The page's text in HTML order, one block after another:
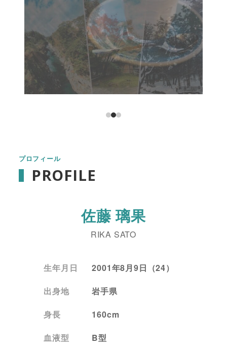
プロフィール
PROFILE
佐藤 璃果
RIKA SATO
生年月日
2001年8月9日（24）
出身地
岩手県
身長
160cm
血液型
B型